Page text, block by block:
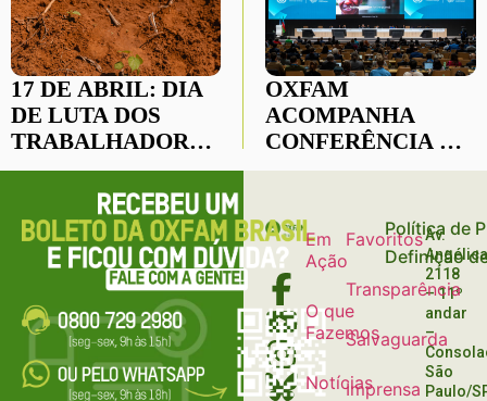
17 DE ABRIL: DIA
DE LUTA DOS
TRABALHADORES
E
TRABALHADORAS
DO CAMPO
OXFAM
ACOMPANHA
CONFERÊNCIA DO
CLIMA EM BONN:
JOGO?
Em
Ação
O que
Fazemos
Notícias
Favoritos
Transparência
Salvaguarda
Imprensa
Política de
Definição
Av.
2118
– 11º
andar
–
São
Paulo/